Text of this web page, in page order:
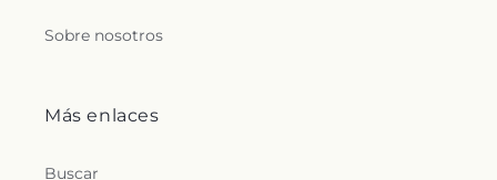
Sobre nosotros
Más enlaces
Buscar